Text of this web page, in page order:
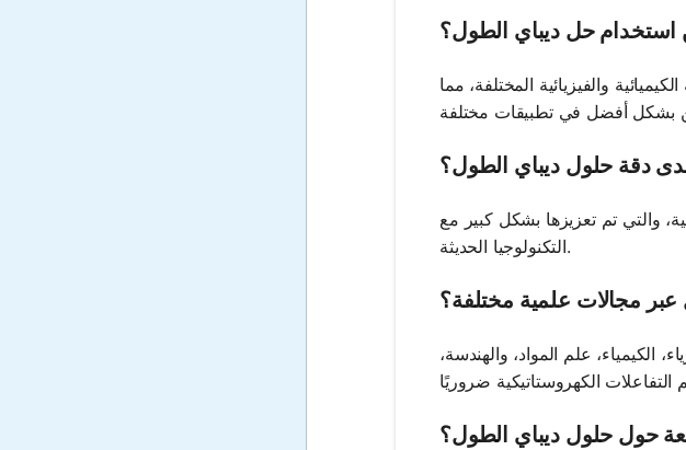
حل ديباي الطول؟
والفيزيائية المختلفة، مما
دقة حلول ديباي الطول؟
والتي تم تعزيزها بشكل كبير مع
التكنولوجيا الحديثة.
مجالات علمية مختلفة؟
علم المواد، والهندسة،
حول حلول ديباي الطول؟